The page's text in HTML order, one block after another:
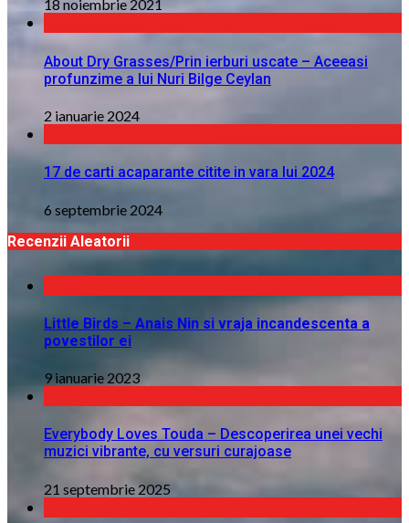
18 noiembrie 2021
About Dry Grasses/Prin ierburi uscate – Aceeasi
profunzime a lui Nuri Bilge Ceylan
2 ianuarie 2024
17 de carti acaparante citite in vara lui 2024
6 septembrie 2024
Recenzii Aleatorii
Little Birds – Anais Nin si vraja incandescenta a
povestilor ei
9 ianuarie 2023
Everybody Loves Touda – Descoperirea unei vechi
muzici vibrante, cu versuri curajoase
21 septembrie 2025